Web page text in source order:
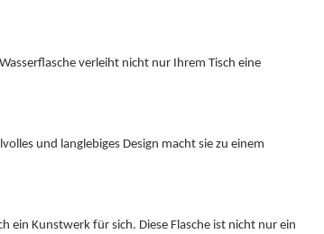
verleiht nicht nur Ihrem Tisch eine
und langlebiges Design macht sie zu einem
Kunstwerk für sich. Diese Flasche ist nicht nur ein